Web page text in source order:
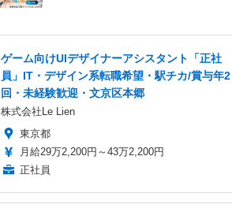
ゲーム向けUIデザイナーアシスタント「正社
員」IT・デザイン系転職希望・駅チカ/賞与年2
回・未経験歓迎・文京区本郷
株式会社Le Lien
東京都
月給29万2,200円～43万2,200円
正社員